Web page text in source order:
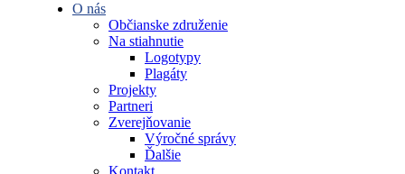
O nás
Občianske združenie
Na stiahnutie
Logotypy
Plagáty
Projekty
Partneri
Zverejňovanie
Výročné správy
Ďalšie
Kontakt